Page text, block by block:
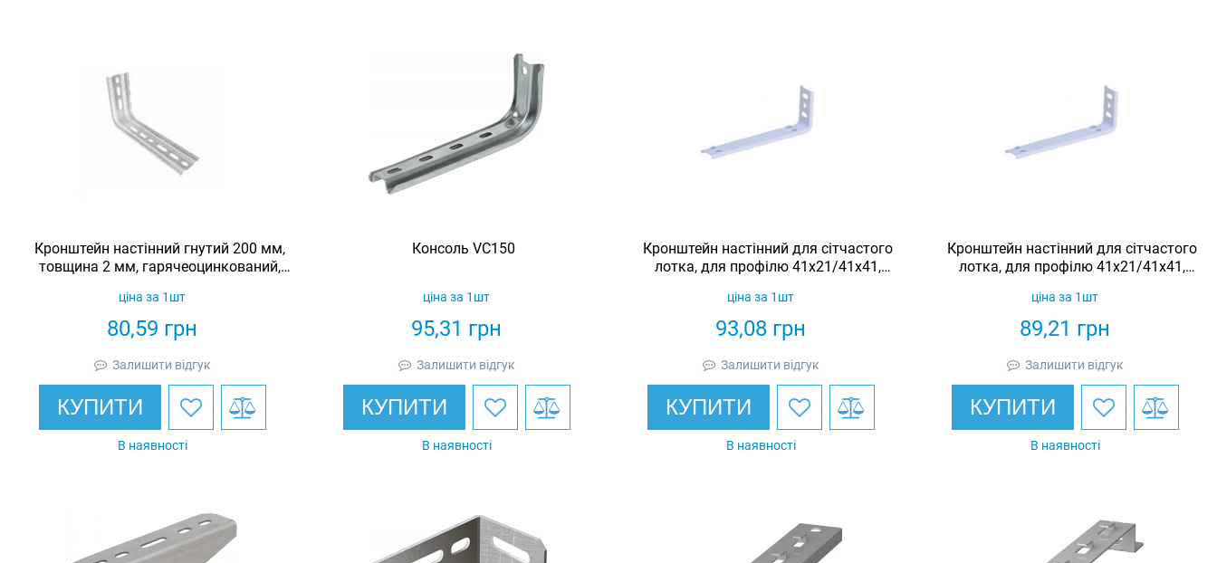
Кронштейн настінний гнутий 200 мм,
товщина 2 мм, гарячеоцинкований,
80,59 грн
ціна за 1шт
Залишити відгук
КУПИТИ
В наявності
Консоль VC150
95,31 грн
ціна за 1шт
Залишити відгук
КУПИТИ
В наявності
Кронштейн настінний для сітчастого
лотка, для профілю 41х21/41х41,
Ardic
93,08 грн
ціна за 1шт
Залишити відгук
КУПИТИ
В наявності
Кронштейн настінний для сітчастого
лотка, для профілю 41х21/41х41,
Ardic
89,21 грн
ціна за 1шт
Залишити відгук
КУПИТИ
В наявності